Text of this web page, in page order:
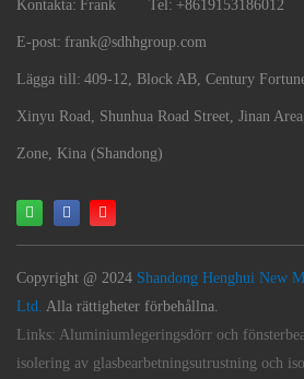
Kontakta: Frank Tel: +8619153186012
E-post: frank@sdhhgroup.com
Lägga till: 409-12, Block AB, Century
Xinyu Road, Shunhua Road Street, Jinan
Zone, Kina (Shandong)
Copyright @ 2024 Shandong Henghui New
Ltd. Alla rättigheter förbehållna.
Links: Aluminiumlegeringsdörr och
isolering av glasbearbetningsutrustning och